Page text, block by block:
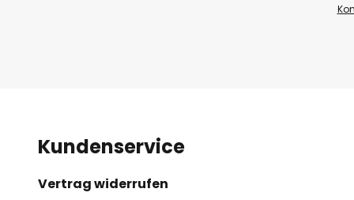
Kundenservice
Vertrag widerrufen